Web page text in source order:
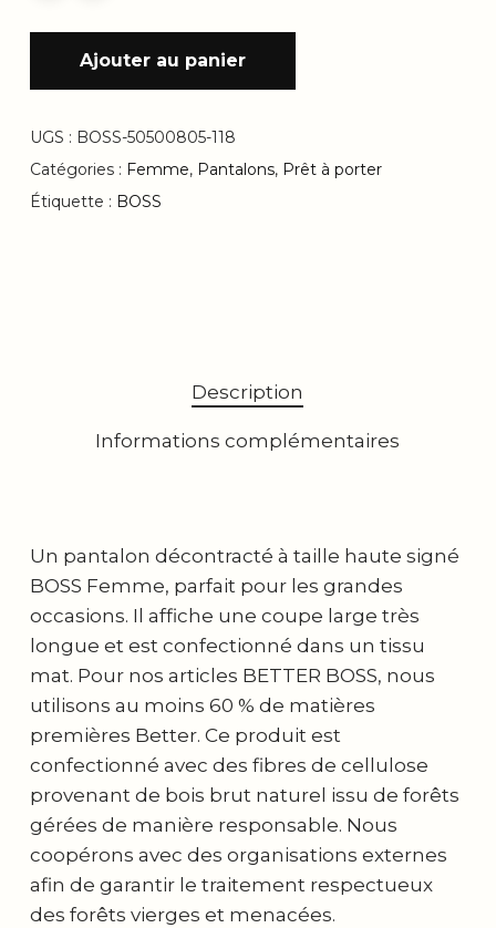
Ajouter au panier
UGS : BOSS-50500805-118
Catégories : Femme, Pantalons, Prêt à porter
Étiquette : BOSS
Description
Informations complémentaires
Un pantalon décontracté à taille haute signé
BOSS Femme, parfait pour les grandes
occasions. Il affiche une coupe large très
longue et est confectionné dans un tissu
mat. Pour nos articles BETTER BOSS, nous
utilisons au moins 60 % de matières
premières Better. Ce produit est
confectionné avec des fibres de cellulose
provenant de bois brut naturel issu de forêts
gérées de manière responsable. Nous
coopérons avec des organisations externes
afin de garantir le traitement respectueux
des forêts vierges et menacées.